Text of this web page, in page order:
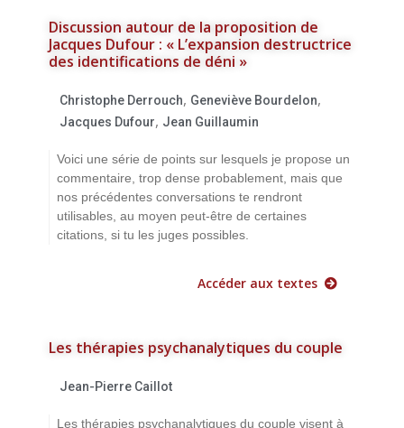
Discussion autour de la proposition de
Jacques Dufour : « L’expansion destructrice
des identifications de déni »
Christophe Derrouch, Geneviève Bourdelon,
Jacques Dufour, Jean Guillaumin
Voici une série de points sur lesquels je propose un
commentaire, trop dense probablement, mais que
nos précédentes conversations te rendront
utilisables, au moyen peut-être de certaines
citations, si tu les juges possibles.
Accéder aux textes
Les thérapies psychanalytiques du couple
Jean-Pierre Caillot
Les thérapies psychanalytiques du couple visent à